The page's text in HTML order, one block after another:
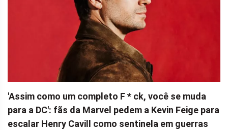
'Assim como um completo F * ck, você se muda
para a DC': fãs da Marvel pedem a Kevin Feige para
escalar Henry Cavill como sentinela em guerras